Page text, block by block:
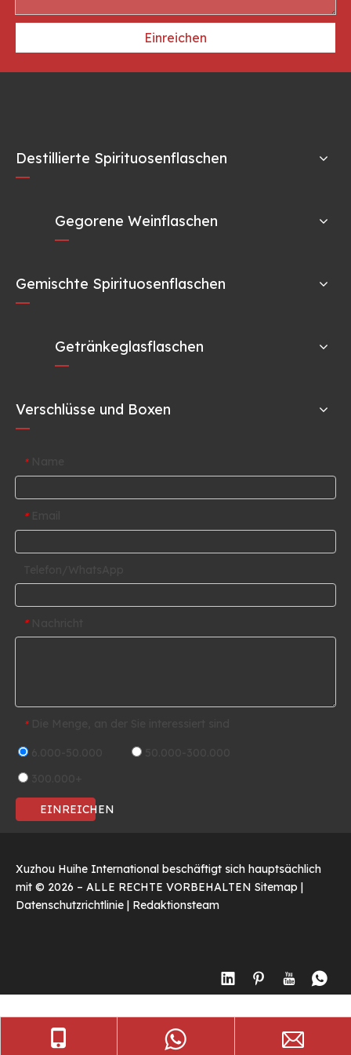
Einreichen
Destillierte Spirituosenflaschen
Gegorene Weinflaschen
Gemischte Spirituosenflaschen
Getränkeglasflaschen
Verschlüsse und Boxen
*
*
*
*
EINREICHEN
Xuzhou Huihe International beschäftigt sich hauptsächlich
mit © 2026 – ALLE RECHTE VORBEHALTEN Sitemap
Datenschutzrichtlinie
Redaktionsteam